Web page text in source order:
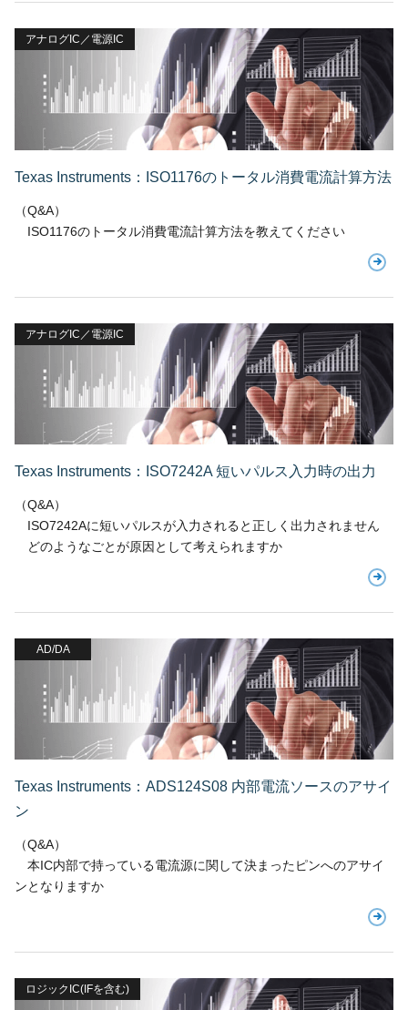
アナログIC／電源IC
Texas Instruments：ISO1176のトータル消費電流計算方法
（Q&A）
ISO1176のトータル消費電流計算方法を教えてください
アナログIC／電源IC
Texas Instruments：ISO7242A 短いパルス入力時の出力
（Q&A）
ISO7242Aに短いパルスが入力されると正しく出力されません
どのようなごとが原因として考えられますか
AD/DA
Texas Instruments：ADS124S08 内部電流ソースのアサイ
ン
（Q&A）
本IC内部で持っている電流源に関して決まったピンへのアサイ
ンとなりますか
ロジックIC(IFを含む)